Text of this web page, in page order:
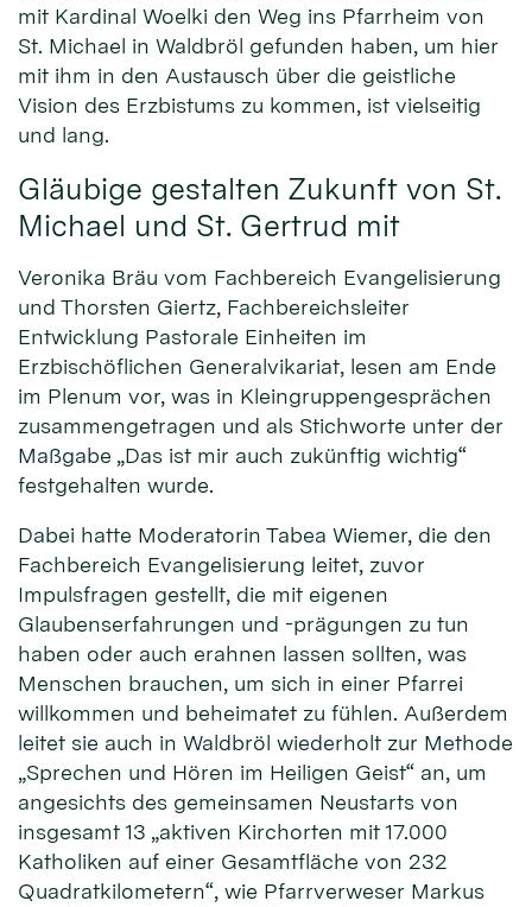
mit Kardinal Woelki den Weg ins Pfarrheim von
St. Michael in Waldbröl gefunden haben, um hier
mit ihm in den Austausch über die geistliche
Vision des Erzbistums zu kommen, ist vielseitig
und lang.
Gläubige gestalten Zukunft von St.
Michael und St. Gertrud mit
Veronika Bräu vom Fachbereich Evangelisierung
und Thorsten Giertz, Fachbereichsleiter
Entwicklung Pastorale Einheiten im
Erzbischöflichen Generalvikariat, lesen am Ende
im Plenum vor, was in Kleingruppengesprächen
zusammengetragen und als Stichworte unter der
Maßgabe „Das ist mir auch zukünftig wichtig“
festgehalten wurde.
Dabei hatte Moderatorin Tabea Wiemer, die den
Fachbereich Evangelisierung leitet, zuvor
Impulsfragen gestellt, die mit eigenen
Glaubenserfahrungen und -prägungen zu tun
haben oder auch erahnen lassen sollten, was
Menschen brauchen, um sich in einer Pfarrei
willkommen und beheimatet zu fühlen. Außerdem
leitet sie auch in Waldbröl wiederholt zur Methode
„Sprechen und Hören im Heiligen Geist“ an, um
angesichts des gemeinsamen Neustarts von
insgesamt 13 „aktiven Kirchorten mit 17.000
Katholiken auf einer Gesamtfläche von 232
Quadratkilometern“, wie Pfarrverweser Markus